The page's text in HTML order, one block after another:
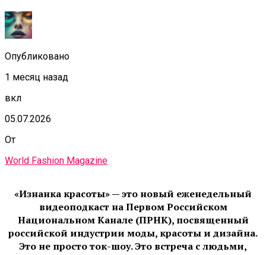
Опубликовано
1 месяц назад
вкл
05.07.2026
От
World Fashion Magazine
«Изнанка красоты» — это новый еженедельный
видеоподкаст на Первом Российском
Национальном Канале (ПРНК), посвященный
российской индустрии моды, красоты и дизайна.
Это не просто ток-шоу. Это встреча с людьми,